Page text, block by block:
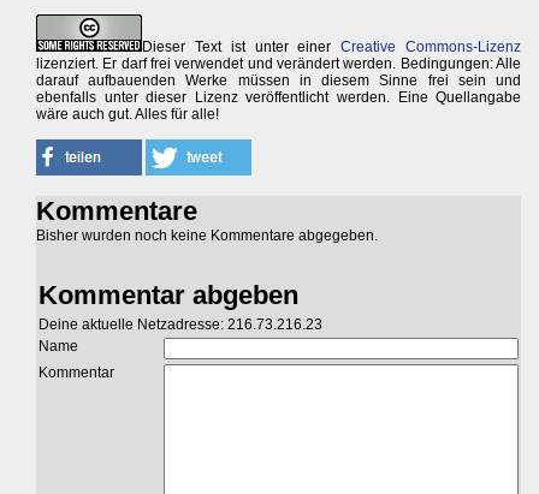
Dieser Text ist unter einerCreative Commons-Lizenz
lizenziert. Er darf frei verwendet und verändert werden. Bedingungen: Alle
darauf aufbauenden Werke müssen in diesem Sinne frei sein und
ebenfalls unter dieser Lizenz veröffentlicht werden. Eine Quellangabe
wäre auch gut. Alles für alle!
Kommentare
Bisher wurden noch keine Kommentare abgegeben.
Kommentar abgeben
Deine aktuelle Netzadresse: 216.73.216.23
Name
Kommentar